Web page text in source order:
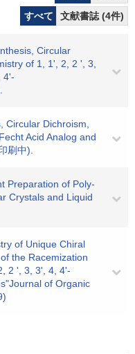
すべて
文献書誌 (4件)
Circular
of 1, 1', 2, 2 ', 3,
4'-
Circular Dichroism,
Acid Analog and
刷中).
Preparation of Poly-
Crystals and Liquid
of Unique Chiral
the Racemization
2 ', 3, 3', 4, 4'-
of Organic